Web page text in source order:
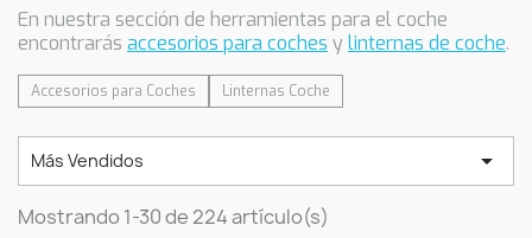
En nuestra sección de herramientas para el coche
encontrarás accesorios para coches y linternas de coche.
Accesorios para Coches Linternas Coche
Más Vendidos 
Mostrando 1-30 de 224 artículo(s)